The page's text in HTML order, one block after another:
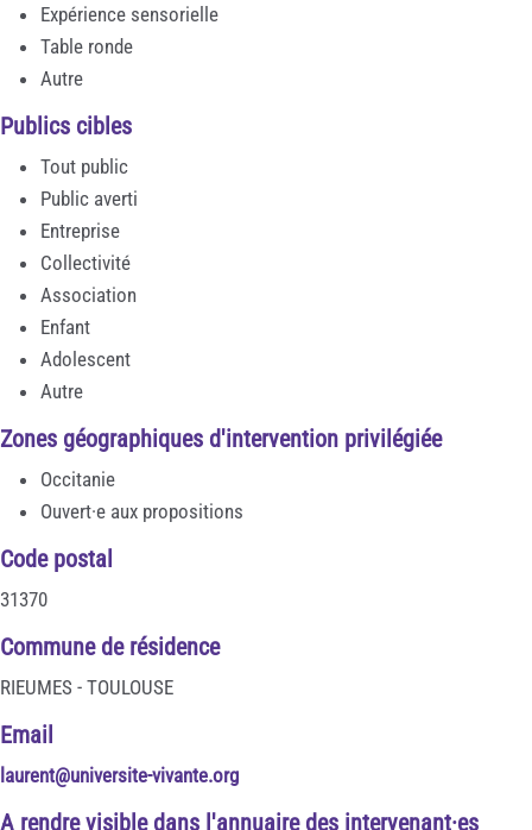
Expérience sensorielle
Table ronde
Autre
Publics cibles
Tout public
Public averti
Entreprise
Collectivité
Association
Enfant
Adolescent
Autre
Zones géographiques d'intervention privilégiée
Occitanie
Ouvert·e aux propositions
Code postal
31370
Commune de résidence
RIEUMES - TOULOUSE
Email
laurent@universite-vivante.org
A rendre visible dans l'annuaire des intervenant·es